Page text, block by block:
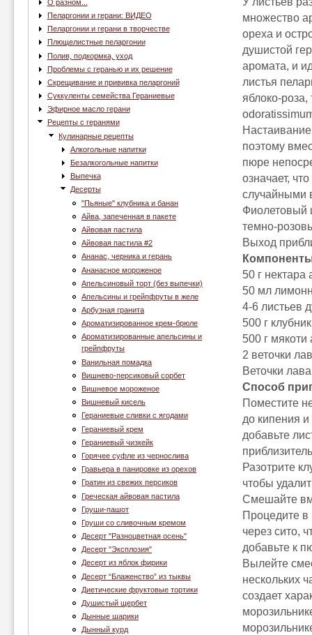
О разном...
Пеларгонии и герани: ВИДЕО
Пеларгонии и герани в творчестве
Плющелистные пеларгонии
Полив, подкормка, уход
Проблемы с геранью и их решение
Скрещивание и прививка пеларгоний
Суккуленты семейства Гераниевые
Эфирное масло герани
Рецепты с геранями
Кулинарные рецепты
Алкогольные напитки
Безалкогольные напитки
Выпечка
Десерты
"Пьяные" клубника и банан
Айва, запеченная в пакете
Айвовая пастила
Айвовая пастила #2
Ананас, черника и герань
Ананасное мороженое
Апельсиновый торт (без выпечки)
Апельсины и грейпфруты в желе
Арбузная гранита
Ароматизированное крем-брюле
Ароматизированные апельсины и
грейпфруты
Ванильная помадка
Вишнево-персиковый сорбет
Вишневое мороженое
Вишневый кисель
Гераниевые сливки с ягодами
Гераниевый крем
Гераниевый чизкейк
Горячее суфле из чернослива
Гравьера в панировке из орехов
Гратин из свежих персиков
Греческая айвовая пастила
Груши-пашот
Груши со сливочным кремом
Десерт "Разноцветная осень"
Десерт "Эксплозия"
Десерт из яблок фирики
Десерт “Блаженство” из тыквы
Диетические фруктовые тортики
Душистый щербет
Дынные шарики
Дынный курд
множество
ореха и
душистой
аромата, и
листья
яблоко-
поэтому
пюре
означает,
случайными
Фиолетовый
темно-
Выход
50 г нектара
50 мл
4-6 листьев
500 г
500 г мякоти
2 веточки
Веточки
Способ
Поместите
до кипения и
добавьте
Разотрите
чтобы
Смешайте
Процедите в
через сито,
добавьте к
Вылейте
нескольких
создает